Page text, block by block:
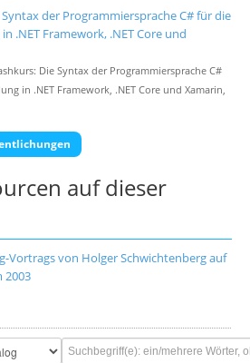
Syntax der Programmiersprache C# für die
.NET Framework, .NET Core und
Die Syntax der Programmiersprache C#
in .NET Framework, .NET Core und Xamarin,
auf dieser
Vortrags von Holger Schwichtenberg auf
2003